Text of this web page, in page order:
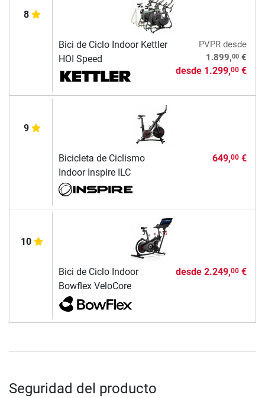
8
Bici de Ciclo Indoor Kettler
HOI Speed
PVPRdesde
1.899,00€
desde 1.299,00€
9
Bicicleta de Ciclismo
Indoor Inspire ILC
649,00€
10
Bici de Ciclo Indoor
Bowflex VeloCore
desde 2.249,00€
Seguridad del producto